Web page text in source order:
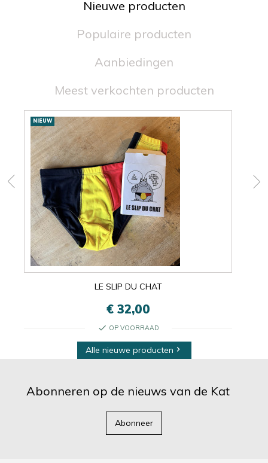
Nieuwe producten
Populaire producten
Aanbiedingen
Meest verkochten producten
Nieuwe
producten
NIEUW
LE SLIP DU CHAT
€ 32,00
check OP VOORRAAD
Alle nieuwe producten 
Abonneren op de nieuws van de Kat
Abonneer